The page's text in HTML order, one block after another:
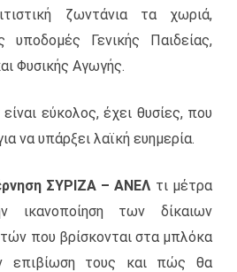
ζωντάνια τα χωριά,
υποδομές Γενικής Παιδείας,
Φυσικής Αγωγής.
εύκολος, έχει θυσίες, που
να υπάρξει λαϊκή ευημερία.
ΣΥΡΙΖΑ – ΑΝΕΛ τι μέτρα
ικανοποίηση των δίκαιων
που βρίσκονται στα μπλόκα
επιβίωση τους και πώς θα